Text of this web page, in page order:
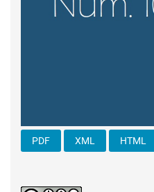
PDF XML HTML